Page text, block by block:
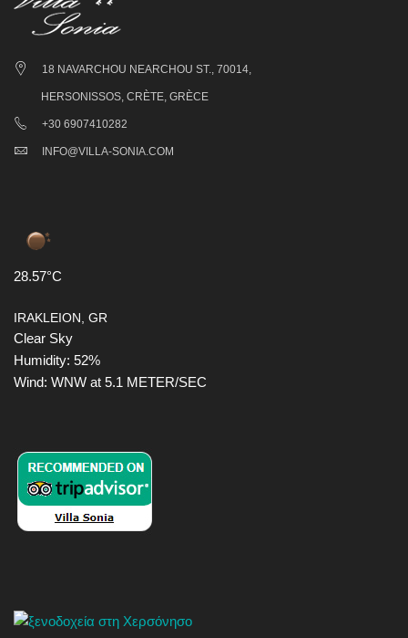
18 NAVARCHOU NEARCHOU ST., 70014,
HERSONISSOS, CRÈTE, GRÈCE
+30 6907410282
INFO@VILLA-SONIA.COM
28.57°C
IRAKLEION, GR
Clear Sky
Humidity: 52%
Wind: WNW at 5.1 METER/SEC